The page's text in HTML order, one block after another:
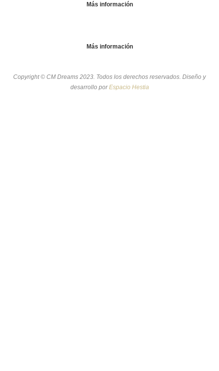
Más información
Más información
Copyright © CM Dreams 2023. Todos los derechos reservados. Diseño y
desarrollo por Espacio Hestia